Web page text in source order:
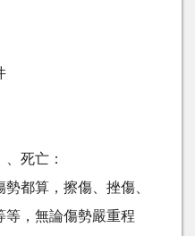
、死亡：
都算，擦傷、挫傷、
等，無論傷勢嚴重程